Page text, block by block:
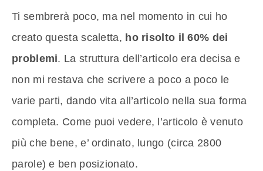
Ti sembrerà poco, ma nel momento in cui ho
creato questa scaletta, ho risolto il 60% dei
problemi. La struttura dell’articolo era decisa e
non mi restava che scrivere a poco a poco le
varie parti, dando vita all’articolo nella sua forma
completa. Come puoi vedere, l’articolo è venuto
più che bene, e’ ordinato, lungo (circa 2800
parole) e ben posizionato.